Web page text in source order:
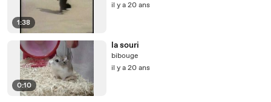
1:38
il y a 20 ans
0:10
la souri
bibouge
il y a 20 ans